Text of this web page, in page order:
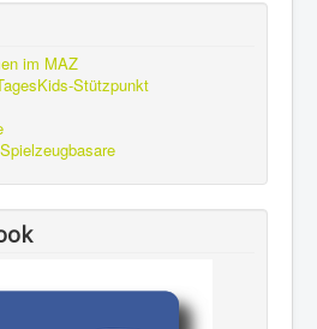
im MAZ
Stützpunkt